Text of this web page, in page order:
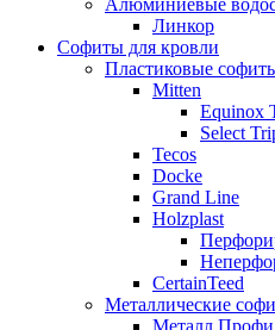
Алюминиевые
Линкор
Софиты для кровли
Пластиковые
Mitten
Equinox
Select
Tecos
Docke
Grand Line
Holzplast
CertainTeed
Металлические